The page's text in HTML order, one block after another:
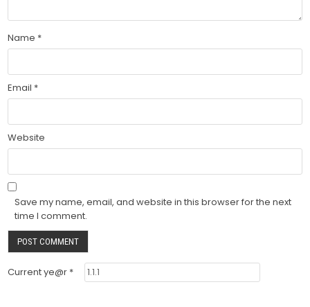
Name *
Email *
Website
Save my name, email, and website in this browser for the next
time I comment.
Current ye@r *